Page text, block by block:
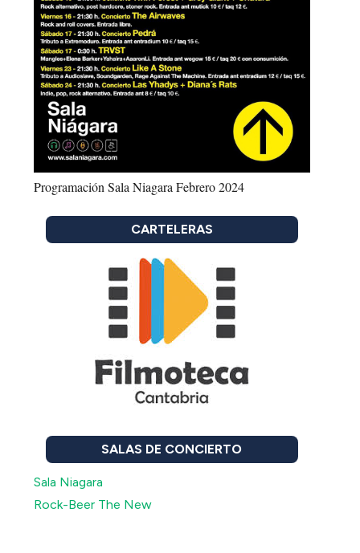
Programación Sala Niagara Febrero 2024
CARTELERAS
SALAS DE CONCIERTO
Sala Niagara
Rock-Beer The New